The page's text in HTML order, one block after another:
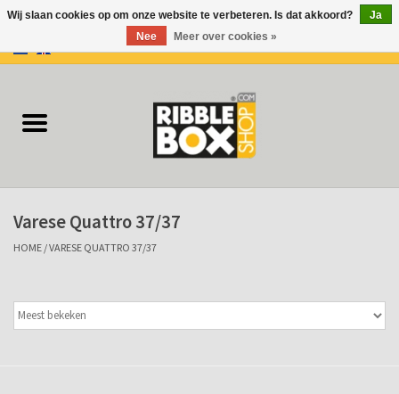
Ringbanden/Mappen
Flip-overs
Ringband Flip-overs
Varese Quattro 37/37
HOME /VARESE QUATTRO 37/37
Wij slaan cookies op om onze website te verbeteren. Is dat akkoord?
Ja
Nee
Meer over cookies »